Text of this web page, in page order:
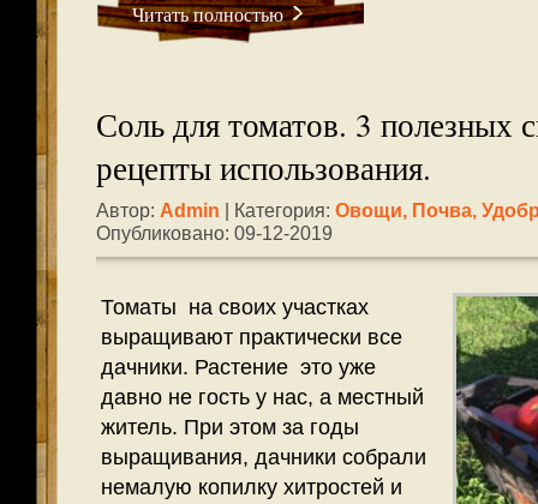
Читать полностью
Соль для томатов. 3 полезных
рецепты использования.
Автор: Admin | Категория: Овощи, Почва,
Опубликовано: 09-12-2019
Томаты на своих участках
выращивают практически все
дачники. Растение это уже
давно не гость у нас, а местный
житель. При этом за годы
выращивания, дачники собрали
немалую копилку хитростей и